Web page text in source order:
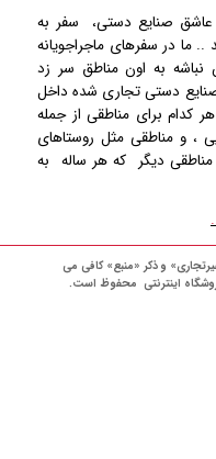
صنایع دستی، سفر به
ما در سفرهای ماجراجویانه
نباشه به اون مناطق سر زد
صنایع دستی تجاری شده داخل
هر کدام برای مناطقی از جمله
، و مناطقی مثل روستاهای
مناطقی دیگر که هر ساله به
و ذکر «منبع» کافی می
اینترنتی محفوظ است.